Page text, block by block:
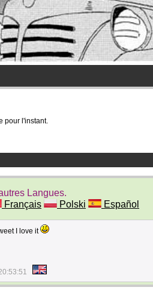
pour l'instant.
Langues.
Français Polski Español
I love it